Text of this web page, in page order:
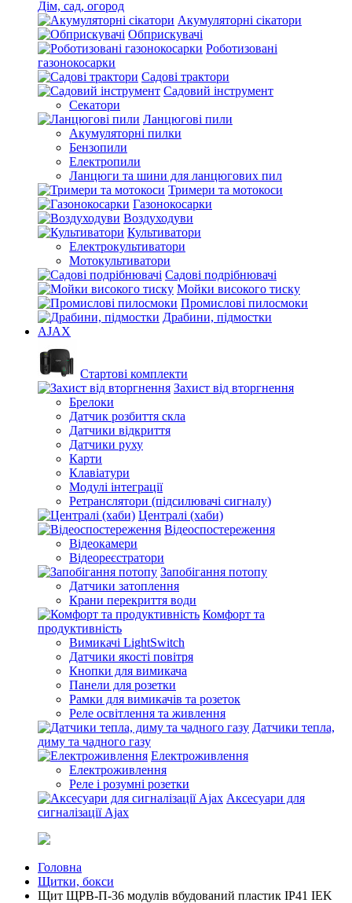
Дім, сад, огород
Акумуляторні сікатори
Обприскувачі
Роботизовані
газонокосарки
Садові трактори
Садовий інструмент
Секатори
Ланцюгові пили
Акумуляторні пилки
Бензопили
Електропили
Ланцюги та шини для ланцюгових пил
Тримери та мотокоси
Газонокосарки
Воздуходуви
Культиватори
Електрокультиватори
Мотокультиватори
Садові подрібнювачі
Мойки високого тиску
Промислові пилосмоки
Драбини, підмостки
AJAX
Стартові комплекти
Захист від вторгнення
Брелоки
Датчик розбиття скла
Датчики відкриття
Датчики руху
Карти
Клавіатури
Модулі інтеграції
Ретранслятори (підсилювачі сигналу)
Централі (хаби)
Відеоспостереження
Відеокамери
Відеореєстратори
Запобігання потопу
Датчики затоплення
Крани перекриття води
Комфорт та
продуктивність
Вимикачі LightSwitch
Датчики якості повітря
Кнопки для вимикача
Панели для розетки
Рамки для вимикачів та розеток
Реле освітлення та живлення
Датчики тепла,
диму та чадного газу
Електроживлення
Електроживлення
Реле і розумні розетки
Аксесуари для
сигналізації Ajax
Головна
Щитки, бокси
Щит ЩРВ-П-36 модулів вбудований пластик IP41 IEK